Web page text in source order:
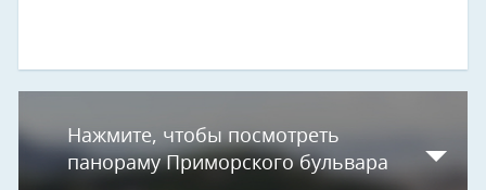
Нажмите, чтобы посмотреть
панораму Приморского бульвара